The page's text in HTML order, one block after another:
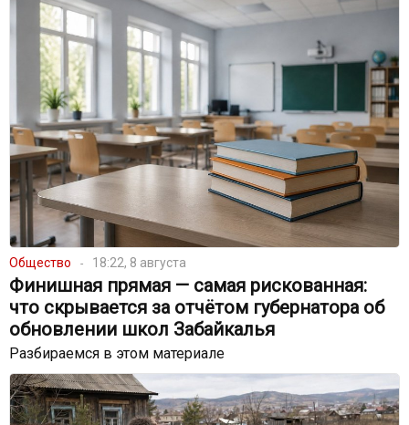
Общество 18:22, 8 августа
Финишная прямая — самая рискованная:
что скрывается за отчётом губернатора об
обновлении школ Забайкалья
Разбираемся в этом материале